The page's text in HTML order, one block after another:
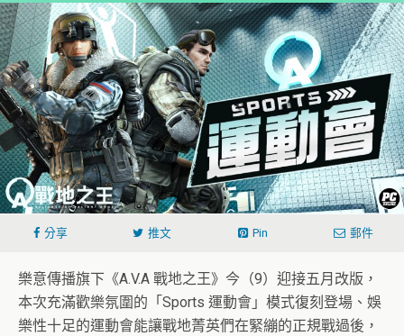
分享 推文 Pin 郵件
樂意傳播旗下《A.V.A 戰地之王》今（9）迎接五月改版，
本次充滿歡樂氛圍的「Sports 運動會」模式復刻登場、娛
樂性十足的運動會能讓戰地菁英們在緊繃的正規戰過後，